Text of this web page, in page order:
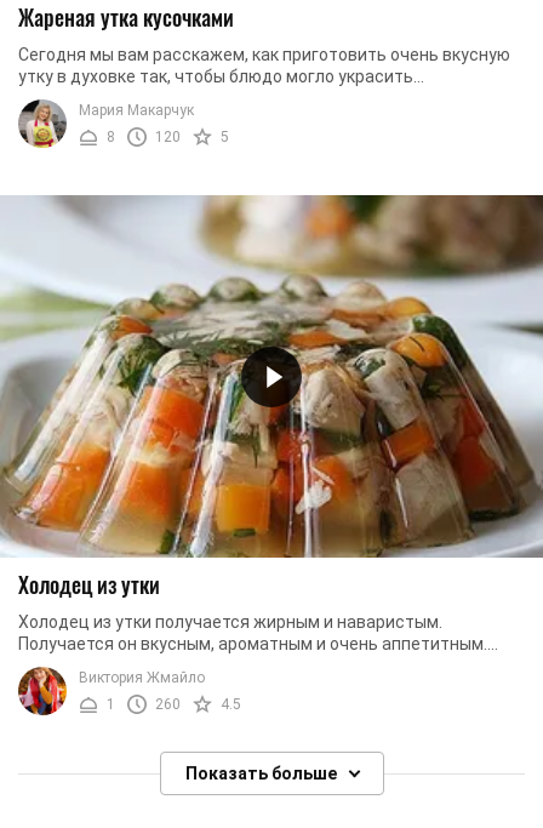
Жареная утка кусочками
Сегодня мы вам расскажем, как приготовить очень вкусную
утку в духовке так, чтобы блюдо могло украсить
праздничный стол, но несмотря на это не заняло ...
Мария Макарчук
8
120 5
Холодец из утки
Холодец из утки получается жирным и наваристым.
Получается он вкусным, ароматным и очень аппетитным.
Такое блюдо требует много времени, зато его ...
Виктория Жмайло
1
260 4.5
Показать больше